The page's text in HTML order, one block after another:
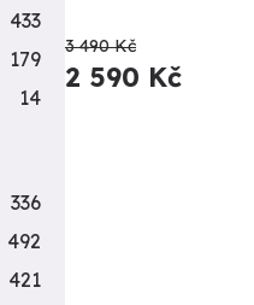
3 490 Kč
2 590 Kč
433
179
14
336
492
421